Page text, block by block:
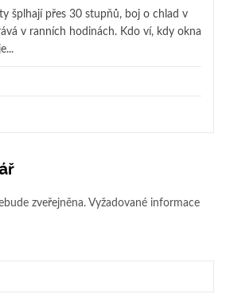
šplhají přes 30 stupňů, boj o chlad v
v ranních hodinách. Kdo ví, kdy okna
zveřejněna. Vyžadované informace